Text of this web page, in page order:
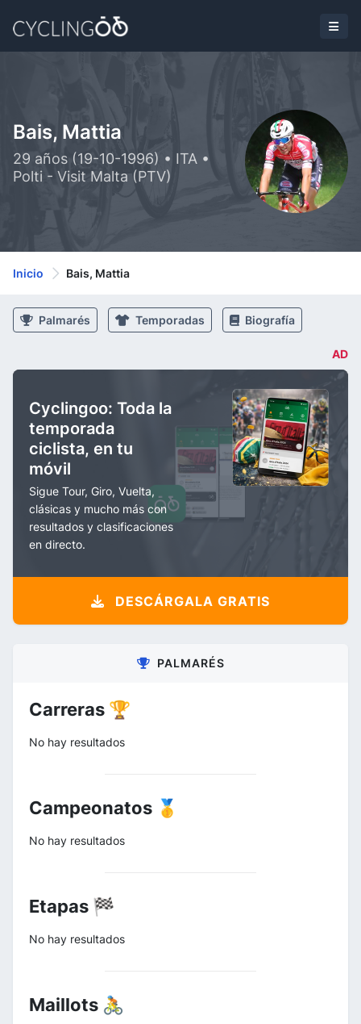
Bais, Mattia
29 años (19-10-1996) • ITA •
Polti - Visit Malta (PTV)
Inicio Bais, Mattia
Palmarés Temporadas Biografía
AD
Cyclingoo: Toda la
temporada
ciclista, en tu
móvil
Sigue Tour, Giro, Vuelta,
clásicas y mucho más con
resultados y clasificaciones
en directo.
DESCÁRGALA GRATIS
PALMARÉS
Carreras 🏆
No hay resultados
Campeonatos 🥇
No hay resultados
Etapas 🏁
No hay resultados
Maillots 🚴